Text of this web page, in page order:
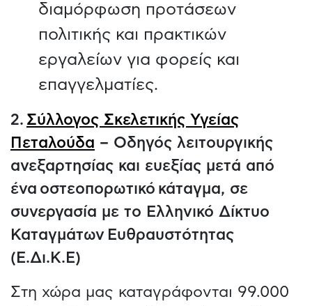
διαμόρφωση προτάσεων
πολιτικής και πρακτικών
εργαλείων για φορείς και
επαγγελματίες.
2. Σύλλογος Σκελετικής Υγείας
Πεταλούδα – Οδηγός λειτουργικής
ανεξαρτησίας και ευεξίας μετά από
ένα οστεοπορωτικό κάταγμα, σε
συνεργασία με το Ελληνικό Δίκτυο
Καταγμάτων Ευθραυστότητας
(Ε.Δι.Κ.Ε)
Στη χώρα μας καταγράφονται 99.000